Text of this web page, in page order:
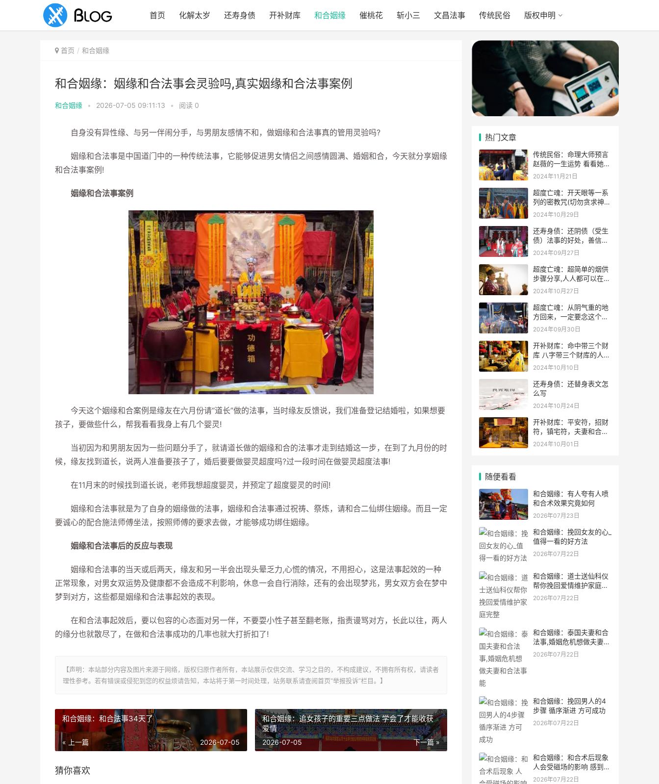
首页 化解太岁 还寿身债 开补财库 和合姻缘 催桃花 斩小三 文昌法事 传统民俗 版权申明
首页 和合姻缘
和合姻缘：姻缘和合法事会灵验吗,真实姻缘和合法事案例
和合姻缘 • 2026-07-05 09:11:13 • 阅读 0
自身没有异性缘、与另一伴闹分手，与男朋友感情不和，做姻缘和合法事真的管用灵验吗?
姻缘和合法事是中国道门中的一种传统法事，它能够促进男女情侣之间感情圆满、婚姻和合，今天就分享姻缘
和合法事案例!
姻缘和合法事案例
今天这个姻缘和合案例是缘友在六月份请“道长”做的法事，当时缘友反馈说，我们准备登记结婚啦，如果想要
孩子，要做些什么，帮我看看我身上有几个婴灵!
当初因为和男朋友因为一些问题分手了，就请道长做的姻缘和合的法事才走到结婚这一步，在到了九月份的时
候，缘友找到道长，说两人准备要孩子了，婚后要要做婴灵超度吗?过一段时间在做婴灵超度法事!
在11月末的时候找到道长说，老师我想超度婴灵，并预定了超度婴灵的时间!
姻缘和合法事就是为了自身的姻缘做的法事，姻缘和合法事通过祝祷、祭炼，请和合二仙绑住姻缘。而且一定
要诚心的配合施法师傅坐法，按照师傅的要求去做，才能够成功绑住姻缘。
姻缘和合法事后的反应与表现
姻缘和合法事的当天或后两天，缘友和另一半会出现头晕乏力,心慌的情况，不用担心，这是法事起效的一种
正常现象，对男女双运势及健康都不会造成不利影响，休息一会自行消除，还有的会出现梦兆，男女双方会在梦中
梦到对方，这些都是姻缘和合法事起效的表现。
在和合法事起效后，要以包容的心态面对另一伴，不要耍小性子甚至翻老账，指责谩骂对方，长此以往，两人
的缘分也就散尽了，在做和合法事成功的几率也就大打折扣了!
【声明：本站部分内容及图片来源于网络，版权归原作者所有，本站展示仅供交流、学习之目的，不构成建议，不拥有所有权，请读者
理性参考。若有错误或侵犯到您的权益烦请告知，本站将于第一时间处理，站务联系请查阅首页“举报投诉”栏目。】
和合姻缘：和合法事34天了
« 上一篇 2026-07-05
和合姻缘：追女孩子的重要三点做法 学会了才能收获
爱情
下一篇 »
2026-07-05
猜你喜欢
热门文章
传统民俗：命理大师预言
赵薇的一生运势 看看她的
表示
2024年11月21日
超度亡魂：开天眼等一系
列的密教咒(切勿贪求神
通)
2024年10月29日
还寿身债：还阴债（受生
债）法事的好处，善信必
看！
2024年09月27日
超度亡魂：超简单的烟供
步骤分享,人人都可以在家
做烟供
2024年10月27日
超度亡魂：从阴气重的地
方回来，一定要念这个
咒！
2024年09月30日
开补财库：命中带三个财
库 八字带三个财库的人是
不是很有钱？
2024年10月10日
还寿身债：还替身表文怎
么写
2024年10月24日
开补财库：平安符，招财
符，镇宅符，夫妻和合符.
灵符符咒.
2024年10月01日
随便看看
和合姻缘：有人夸有人喷
和合术效果究竟如何
2026年07月23日
和合姻缘：挽回女友的心_
值得一看的好方法
2026年07月22日
和合姻缘：道士送仙科仪
帮你挽回爱情维护家庭完
整
2026年07月22日
和合姻缘：泰国夫妻和合
法事,婚姻危机想做夫妻和
合法事能
2026年07月22日
和合姻缘：挽回男人的4
步骤 循序渐进 方可成功
2026年07月22日
和合姻缘：和合术后现象
人会受磁场的影响 感到头
晕乏力
2026年07月22日